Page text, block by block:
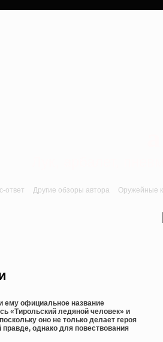
ответ Другие обзоры автора Оружейные
ему официальное название
«Тирольский ледяной человек» и
оно не только делает героя
правде, однако для повествования